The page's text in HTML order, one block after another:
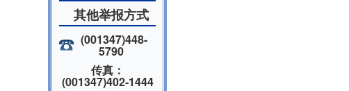
其他举报方式
(001347)448-
5790
传真：
(001347)402-1444